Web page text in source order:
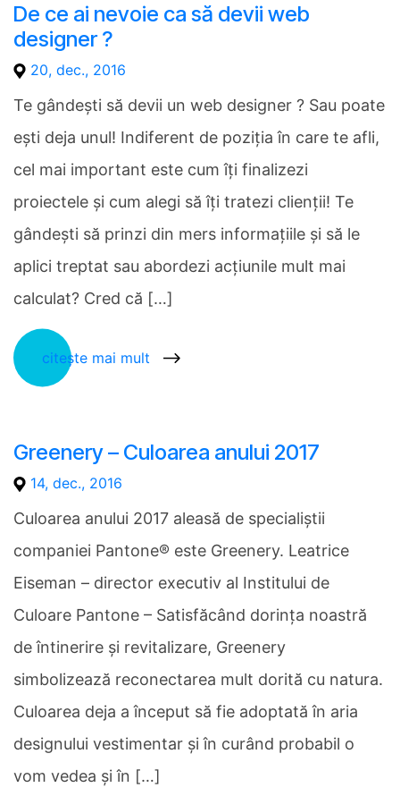
De ce ai nevoie ca să devii web
designer ?
20, dec., 2016
Te gândești să devii un web designer ? Sau poate
ești deja unul! Indiferent de poziția în care te afli,
cel mai important este cum îți finalizezi
proiectele și cum alegi să îți tratezi clienții! Te
gândești să prinzi din mers informațiile și să le
aplici treptat sau abordezi acțiunile mult mai
calculat? Cred că […]
citește mai mult
Greenery – Culoarea anului 2017
14, dec., 2016
Culoarea anului 2017 aleasă de specialiștii
companiei Pantone® este Greenery. Leatrice
Eiseman – director executiv al Institului de
Culoare Pantone – Satisfăcând dorința noastră
de întinerire și revitalizare, Greenery
simbolizează reconectarea mult dorită cu natura.
Culoarea deja a început să fie adoptată în aria
designului vestimentar și în curând probabil o
vom vedea și în […]